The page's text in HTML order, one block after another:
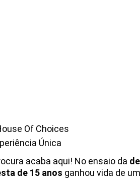
Of Choices
Única
acaba aqui! No ensaio da
de 15 anos ganhou vida de